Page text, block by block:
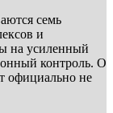
семь
и
на усиленный
контроль. О
официально не